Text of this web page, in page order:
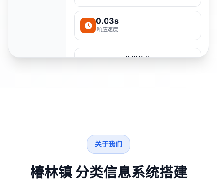
0.03s
响应速度
分类趋势
关于我们
椿林镇 分类信息系统搭建